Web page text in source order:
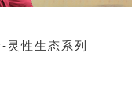
灵性生态系列